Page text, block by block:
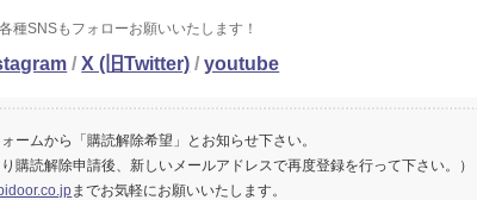
各種SNSもフォローお願いいたします！
/X (旧Twitter) /youtube
ームから「購読解除希望」とお知らせ下さい。
購読解除申請後、新しいメールアドレスで再度登録を行って下さい。）
までお気軽にお願いいたします。